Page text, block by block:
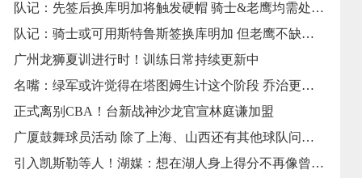
队记：先签后换库明加将触发硬帽 骑士&老鹰均需处理薪酬帽问题
队记：骑士或可用斯特鲁斯签换库明加 但老鹰不缺这种侧翼球员
广州龙狮夏训进行时！训练日常持续更新中
名嘴：绿军或许觉得在塔图姆生计这个阶段 乔治更适合与他伙伴
正式离别CBA！台新战神沙龙官宣林庭谦加盟
广厦鼓舞球员活动 除了上海、山西还有其他球队问询胡金秋的状况
引入凯斯勒等人！湖媒：想在湖人身上得分不再像曾经那么简单了